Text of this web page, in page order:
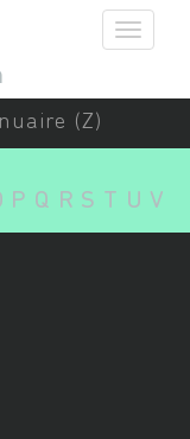
vos mots-clés
(Z)
P Q R S T U V